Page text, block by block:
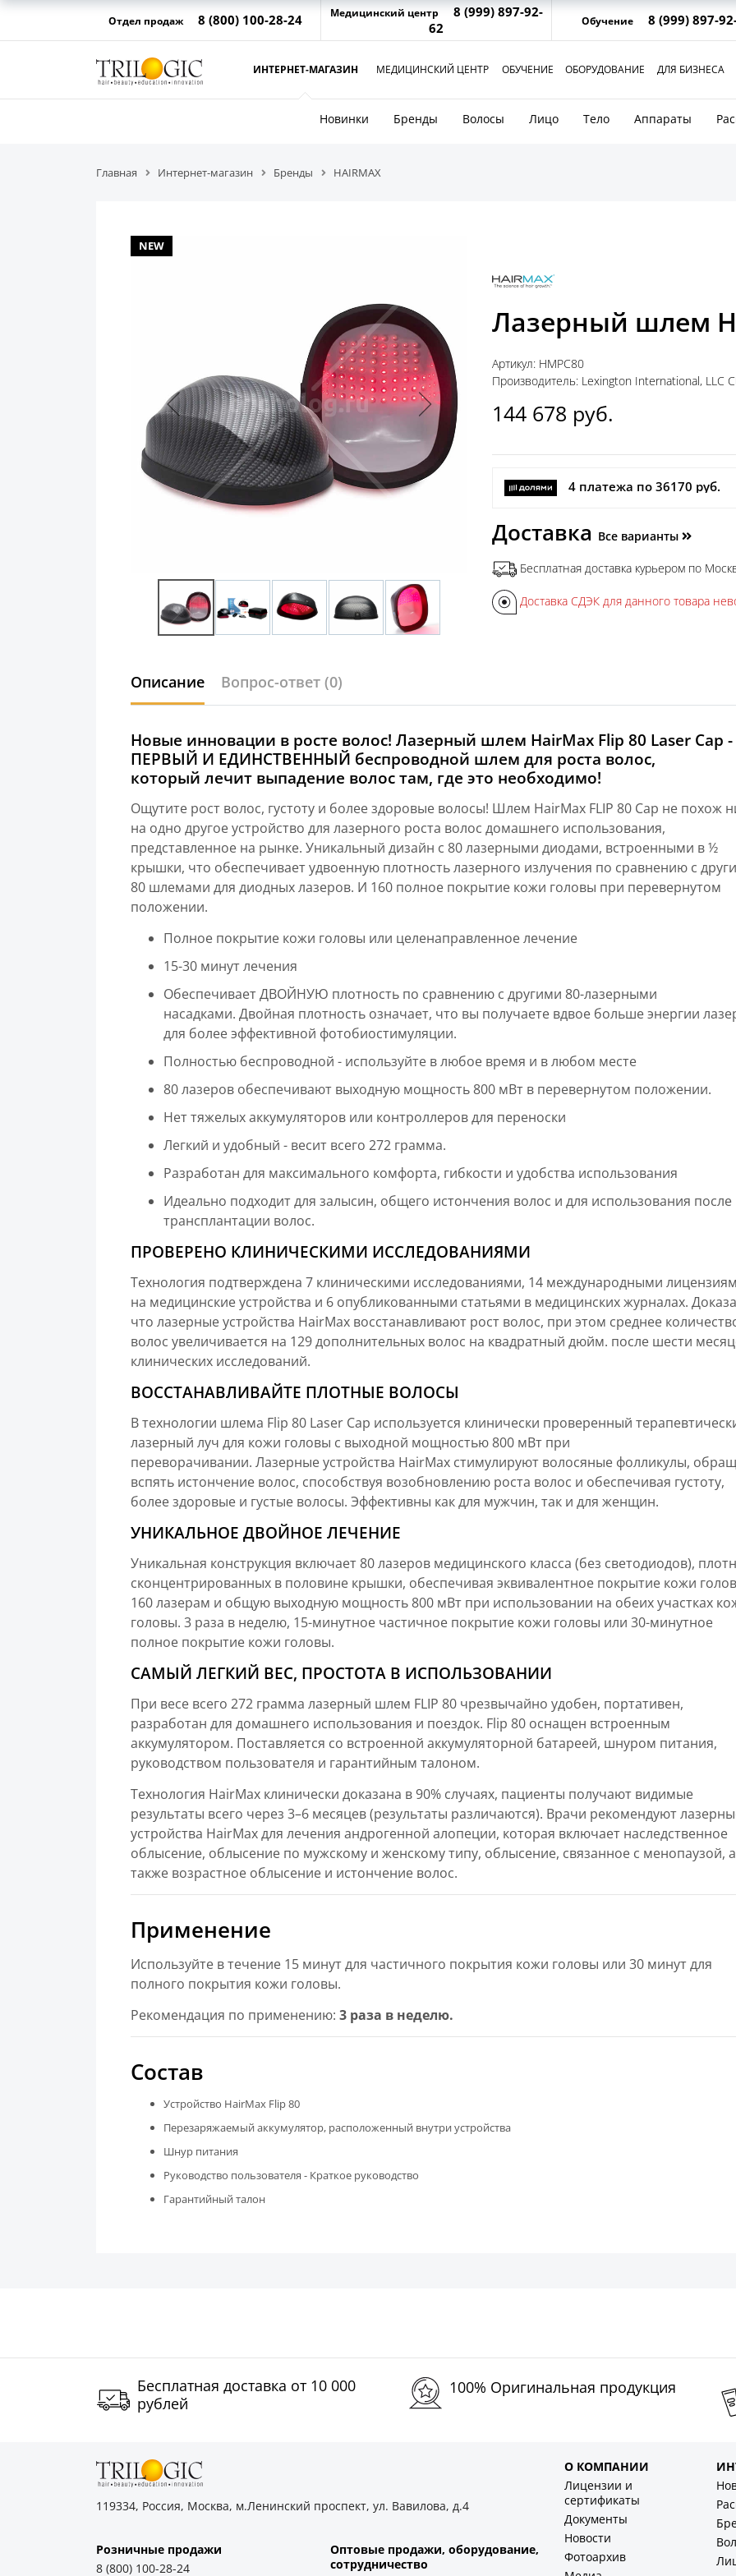
Отдел продаж 8 (800) 100-28-24 Медицинский центр
8 (999) 897-92-
62
Обучение 8 (999) 897-
ИНТЕРНЕТ-МАГАЗИН МЕДИЦИНСКИЙ ЦЕНТР ОБУЧЕНИЕ ОБОРУДОВАНИЕ ДЛЯ БИЗНЕСА
Новинки Бренды Волосы Лицо Тело Аппараты
Главная Интернет-магазин Бренды HAIRMAX
NEW
Лазерный шлем
Артикул: HMPC80
Производитель: Lexington International, LLC
144 678 руб.
4 платежа по 36170 руб.
Доставка Все варианты
Бесплатная доставка курьером по
Доставка СДЭК для данного товара
Описание Вопрос-ответ (0)
Новые инновации в росте волос! Лазерный шлем HairMax Flip 80 Laser Cap -
ПЕРВЫЙ И ЕДИНСТВЕННЫЙ беспроводной шлем для роста волос,
который лечит выпадение волос там, где это необходимо!
Ощутите рост волос, густоту и более здоровые волосы! Шлем HairMax FLIP 80 Cap не похож
на одно другое устройство для лазерного роста волос домашнего использования,
представленное на рынке. Уникальный дизайн с 80 лазерными диодами, встроенными в ½
крышки, что обеспечивает удвоенную плотность лазерного излучения по сравнению с
80 шлемами для диодных лазеров. И 160 полное покрытие кожи головы при перевернутом
положении.
Полное покрытие кожи головы или целенаправленное лечение
15-30 минут лечения
Обеспечивает ДВОЙНУЮ плотность по сравнению с другими 80-лазерными
насадками. Двойная плотность означает, что вы получаете вдвое больше энергии
для более эффективной фотобиостимуляции.
Полностью беспроводной - используйте в любое время и в любом месте
80 лазеров обеспечивают выходную мощность 800 мВт в перевернутом положении.
Нет тяжелых аккумуляторов или контроллеров для переноски
Легкий и удобный - весит всего 272 грамма.
Разработан для максимального комфорта, гибкости и удобства использования
Идеально подходит для залысин, общего истончения волос и для использования после
трансплантации волос.
ПРОВЕРЕНО КЛИНИЧЕСКИМИ ИССЛЕДОВАНИЯМИ
Технология подтверждена 7 клиническими исследованиями, 14 международными
на медицинские устройства и 6 опубликованными статьями в медицинских журналах.
что лазерные устройства HairMax восстанавливают рост волос, при этом среднее
волос увеличивается на 129 дополнительных волос на квадратный дюйм. после шести
клинических исследований.
ВОССТАНАВЛИВАЙТЕ ПЛОТНЫЕ ВОЛОСЫ
В технологии шлема Flip 80 Laser Cap используется клинически проверенный
лазерный луч для кожи головы с выходной мощностью 800 мВт при
переворачивании. Лазерные устройства HairMax стимулируют волосяные фолликулы,
вспять истончение волос, способствуя возобновлению роста волос и обеспечивая густоту,
более здоровые и густые волосы. Эффективны как для мужчин, так и для женщин.
УНИКАЛЬНОЕ ДВОЙНОЕ ЛЕЧЕНИЕ
Уникальная конструкция включает 80 лазеров медицинского класса (без светодиодов),
сконцентрированных в половине крышки, обеспечивая эквивалентное покрытие кожи
160 лазерам и общую выходную мощность 800 мВт при использовании на обеих участках
головы. 3 раза в неделю, 15-минутное частичное покрытие кожи головы или 30-минутное
полное покрытие кожи головы.
САМЫЙ ЛЕГКИЙ ВЕС, ПРОСТОТА В ИСПОЛЬЗОВАНИИ
При весе всего 272 грамма лазерный шлем FLIP 80 чрезвычайно удобен, портативен,
разработан для домашнего использования и поездок. Flip 80 оснащен встроенным
аккумулятором. Поставляется со встроенной аккумуляторной батареей, шнуром питания,
руководством пользователя и гарантийным талоном.
Технология HairMax клинически доказана в 90% случаях, пациенты получают видимые
результаты всего через 3–6 месяцев (результаты различаются). Врачи рекомендуют
устройства HairMax для лечения андрогенной алопеции, которая включает наследственное
облысение, облысение по мужскому и женскому типу, облысение, связанное с менопаузой, а
также возрастное облысение и истончение волос.
Применение
Используйте в течение 15 минут для частичного покрытия кожи головы или 30 минут для
полного покрытия кожи головы.
Рекомендация по применению: 3 раза в неделю.
Состав
Устройство HairMax Flip 80
Перезаряжаемый аккумулятор, расположенный внутри устройства
Шнур питания
Руководство пользователя - Краткое руководство
Гарантийный талон
Бесплатная доставка от 10 000
рублей
100% Оригинальная продукция
119334, Россия, Москва, м.Ленинский проспект, ул. Вавилова, д.4
Розничные продажи
8 (800) 100-28-24
Оптовые продажи, оборудование,
cотрудничество
О КОМПАНИИ
Лицензии и
сертификаты
Документы
Новости
Фотоархив